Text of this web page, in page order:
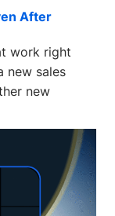
After
work right
new sales
new